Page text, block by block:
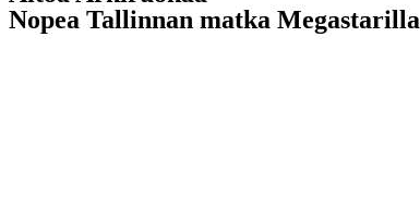
Nopea Tallinnan matka Megastarilla